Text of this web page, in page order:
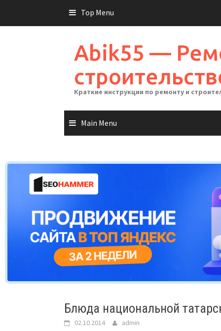
Top Menu
Abik55 —
Краткие инструкции по ремонту и
Main Menu
Блюда национальной
02.10.2014 admin